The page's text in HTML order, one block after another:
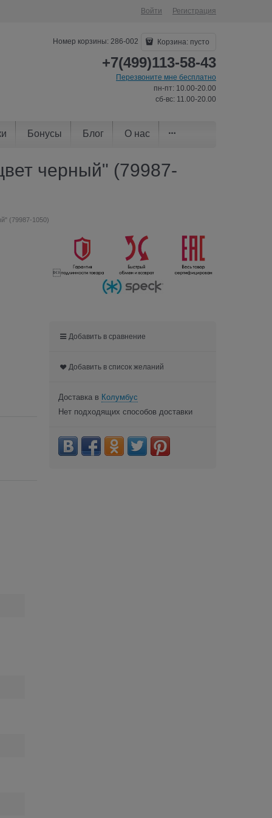
Войти Регистрация
Номер корзины: 286-002 Корзина: пусто
+7(499)113-58-43
Перезвоните мне бесплатно
пн-пт: 10.00-20.00
сб-вс: 11.00-20.00
Бонусы Блог О нас
черный" (79987-
(79987-1050)

Добавить в сравнение
Добавить в список желаний
Доставка в Колумбус
Нет подходящих способов доставки